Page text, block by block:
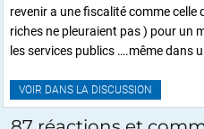
revenir a une fiscalité comme celle
riches ne pleuraient pas ) pour un
les services publics ….même dans
VOIR DANS LA DISCUSSION